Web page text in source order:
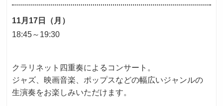
11月17日（月）
18:45～19:30
クラリネット四重奏によるコンサート。
ジャズ、映画音楽、ポップスなどの幅広いジャンルの
生演奏をお楽しみいただけます。